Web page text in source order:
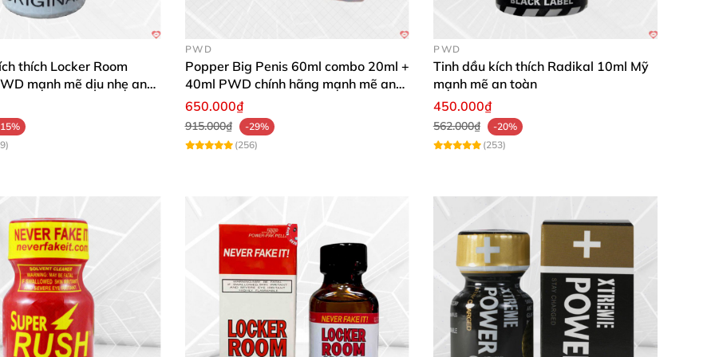
khi mua số lượng.
để hạn chế bay hơi.
một sự bổ sung cho các hoạt động cá nhân, nhấn mạnh tính khám phá và sự thoải mái khi sử dụng
thích Locker Room
mạnh mẽ dịu nhẹ an
PWD
Popper Big Penis 60ml combo 20ml +
40ml PWD chính hãng mạnh mẽ an
toàn
650.000₫
915.000₫
-29%
(256)
PWD
Tinh dầu kích thích Radikal 10ml Mỹ
mạnh mẽ an toàn
450.000₫
562.000₫
-20%
(253)